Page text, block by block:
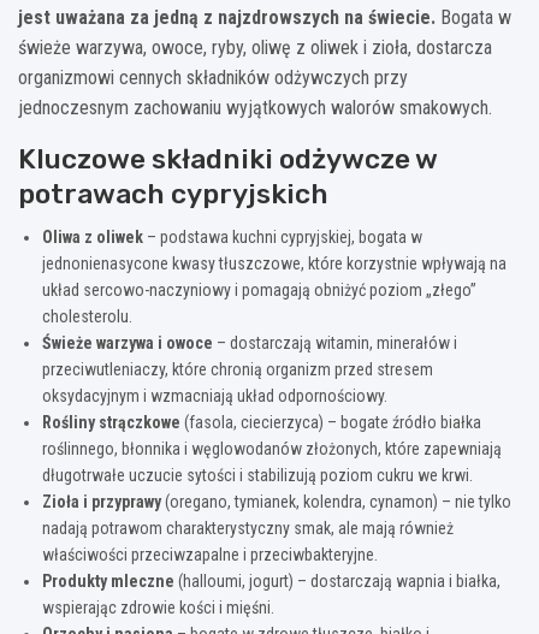
jest uważana za jedną z najzdrowszych na świecie. Bogata w
świeże warzywa, owoce, ryby, oliwę z oliwek i zioła, dostarcza
organizmowi cennych składników odżywczych przy
jednoczesnym zachowaniu wyjątkowych walorów smakowych.
Kluczowe składniki odżywcze w
potrawach cypryjskich
Oliwa z oliwek – podstawa kuchni cypryjskiej, bogata w
jednonienasycone kwasy tłuszczowe, które korzystnie wpływają na
układ sercowo-naczyniowy i pomagają obniżyć poziom „złego”
cholesterolu.
Świeże warzywa i owoce – dostarczają witamin, minerałów i
przeciwutleniaczy, które chronią organizm przed stresem
oksydacyjnym i wzmacniają układ odpornościowy.
Rośliny strączkowe (fasola, ciecierzyca) – bogate źródło białka
roślinnego, błonnika i węglowodanów złożonych, które zapewniają
długotrwałe uczucie sytości i stabilizują poziom cukru we krwi.
Zioła i przyprawy(oregano, tymianek, kolendra, cynamon) – nie tylko
nadają potrawom charakterystyczny smak, ale mają również
właściwości przeciwzapalne i przeciwbakteryjne.
Produkty mleczne (halloumi, jogurt) – dostarczają wapnia i białka,
wspierając zdrowie kości i mięśni.